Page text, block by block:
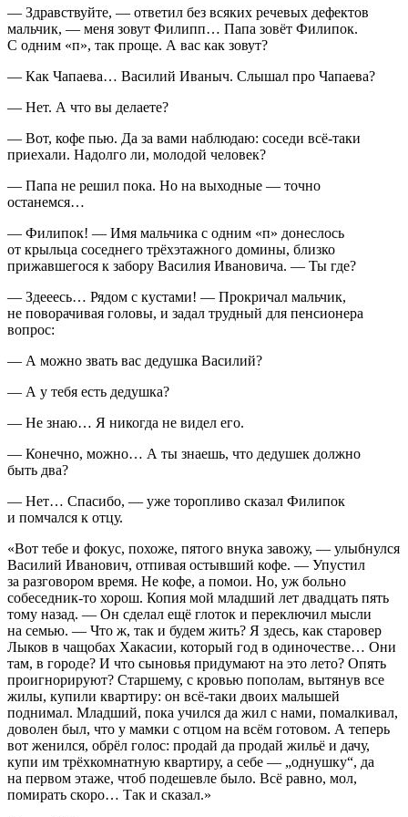
— Здравствуйте, — ответил без всяких речевых дефектов
мальчик, — меня зовут Филипп… Папа зовёт Филипок.
С одним «п», так проще. А вас как зовут?
— Как Чапаева… Василий Иваныч. Слышал про Чапаева?
— Нет. А что вы делаете?
— Вот, кофе пью. Да за вами наблюдаю: соседи всё-таки
приехали. Надолго ли, молодой человек?
— Папа не решил пока. Но на выходные — точно
останемся…
— Филипок! — Имя мальчика с одним «п» донеслось
от крыльца соседнего трёхэтажного домины, близко
прижавшегося к забору Василия Ивановича. — Ты где?
— Здееесь… Рядом с кустами! — Прокричал мальчик,
не поворачивая головы, и задал трудный для пенсионера
вопрос:
— А можно звать вас дедушка Василий?
— А у тебя есть дедушка?
— Не знаю… Я никогда не видел его.
— Конечно, можно… А ты знаешь, что дедушек должно
быть два?
— Нет… Спасибо, — уже торопливо сказал Филипок
и помчался к отцу.
«Вот тебе и фокус, похоже, пятого внука завожу, — улыбнулся
Василий Иванович, отпивая остывший кофе. — Упустил
за разговором время. Не кофе, а помои. Но, уж больно
собеседник-то хорош. Копия мой младший лет двадцать пять
тому назад. — Он сделал ещё глоток и переключил мысли
на семью. — Что ж, так и будем жить? Я здесь, как старовер
Лыков в чащобах Хакасии, который год в одиночестве… Они
там, в городе? И что сыновья придумают на это лето? Опять
проигнорируют? Старшему, с кровью пополам, вытянув все
жилы, купили квартиру: он всё-таки двоих малышей
поднимал. Младший, пока учился да жил с нами, помалкивал,
доволен был, что у мамки с отцом на всём готовом. А теперь
вот женился, обрёл голос: продай да продай жильё и дачу,
купи им трёхкомнатную квартиру, а себе — „однушку“, да
на первом этаже, чтоб подешевле было. Всё равно, мол,
помирать скоро… Так и сказал.»